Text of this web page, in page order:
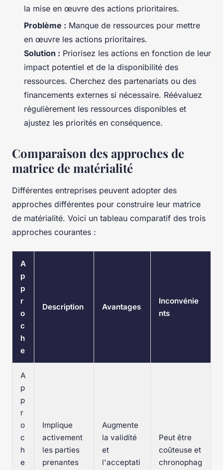
la mise en œuvre des actions prioritaires.
Problème : Manque de ressources pour mettre
en œuvre les actions prioritaires.
Solution : Priorisez les actions en fonction de leur
impact potentiel et de la disponibilité des
ressources. Cherchez des partenariats ou des
financements externes si nécessaire. Réévaluez
régulièrement les ressources disponibles et
ajustez les priorités en conséquence.
Comparaison des approches de
matrice de matérialité
Différentes entreprises peuvent adopter des
approches différentes pour construire leur matrice
de matérialité. Voici un tableau comparatif des trois
approches courantes :
A
p
p
r
o
c
h
e
Description Avantages
Inconvénie
nts
A
p
p
r
o
c
h
e
Implique
activement
les parties
prenantes
Augmente
la validité
et
l'acceptati
Peut être
coûteuse et
chronophag